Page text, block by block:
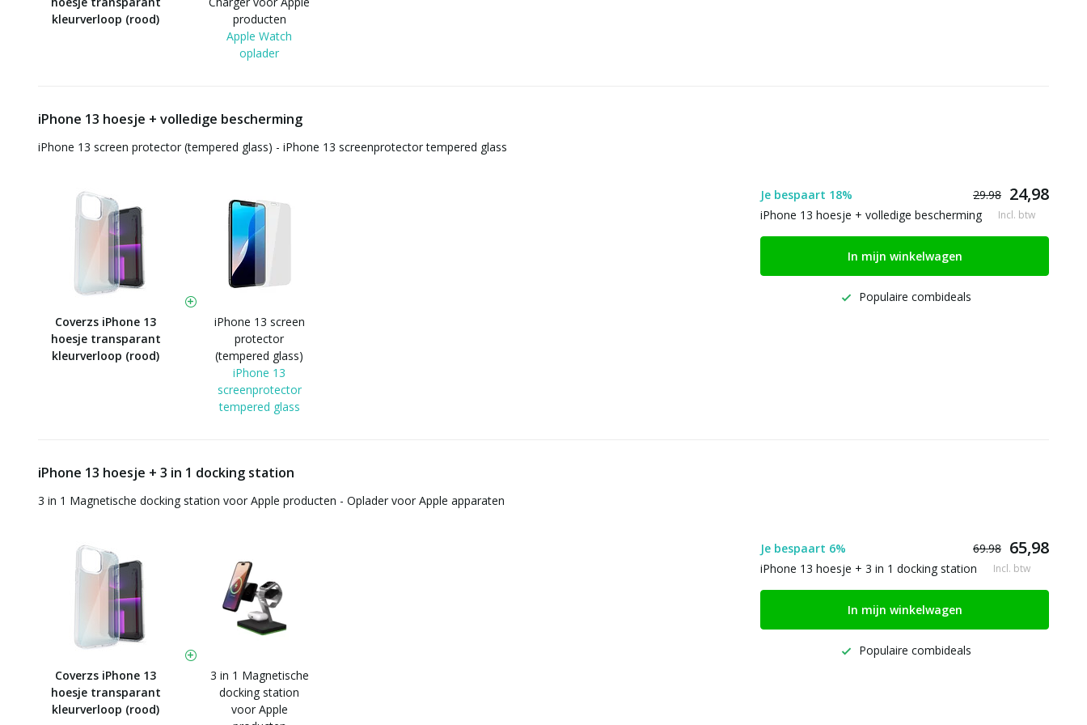
kleurverloop (rood)
producten
Apple Watch
oplader
iPhone 13 hoesje + volledige bescherming
iPhone 13 screen protector (tempered glass) - iPhone 13 screenprotector tempered glass
Coverzs iPhone 13
hoesje transparant
kleurverloop (rood)
iPhone 13 screen
protector
(tempered glass)
iPhone 13
screenprotector
tempered glass
Je bespaart 18% 29.98 24,98
iPhone 13 hoesje + volledige bescherming Incl. btw
In mijn winkelwagen
Populaire combideals
iPhone 13 hoesje + 3 in 1 docking station
3 in 1 Magnetische docking station voor Apple producten - Oplader voor Apple apparaten
Coverzs iPhone 13
hoesje transparant
kleurverloop (rood)
3 in 1 Magnetische
docking station
voor Apple
Je bespaart 6% 69.98 65,98
iPhone 13 hoesje + 3 in 1 docking station Incl. btw
In mijn winkelwagen
Populaire combideals